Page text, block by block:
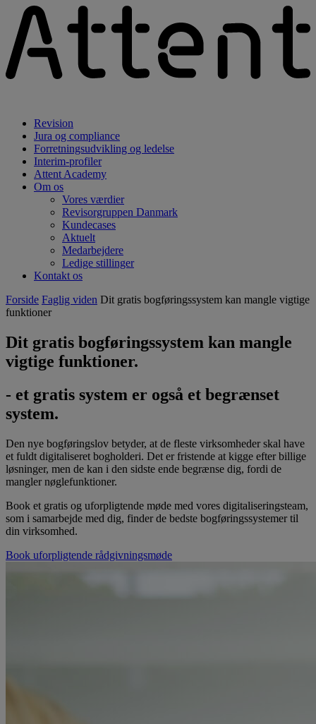
Revision
Jura og compliance
Forretningsudvikling og ledelse
Interim-profiler
Attent Academy
Om os
Vores værdier
Revisorgruppen Danmark
Kundecases
Aktuelt
Medarbejdere
Ledige stillinger
Kontakt os
Forside Faglig viden Dit gratis bogføringssystem kan mangle vigtige
funktioner
Dit gratis bogføringssystem kan mangle
vigtige funktioner.
- et gratis system er også et begrænset
system.
Den nye bogføringslov betyder, at de fleste virksomheder skal have
et fuldt digitaliseret bogholderi. Det er fristende at kigge efter billige
løsninger, men de kan i den sidste ende begrænse dig, fordi de
mangler nøglefunktioner.
Book et gratis og uforpligtende møde med vores digitaliseringsteam,
som i samarbejde med dig, finder de bedste bogføringssystemer til
din virksomhed.
Book uforpligtende rådgivningsmøde